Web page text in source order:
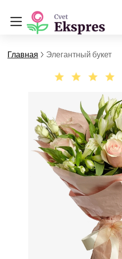
Главная Элегантный букет